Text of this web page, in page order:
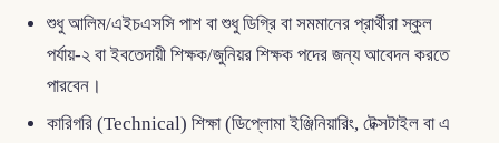
শুধু আলিম/এইচএসসি পাশ বা শুধু ডিগ্রি বা সমমানের প্রার্থীরা স্কুল
পর্যায়-২ বা ইবতেদায়ী শিক্ষক/জুনিয়র শিক্ষক পদের জন্য আবেদন করতে
পারবেন।
কারিগরি (Technical) শিক্ষা (ডিপ্লোমা ইঞ্জিনিয়ারিং, টেক্সটাইল বা এ